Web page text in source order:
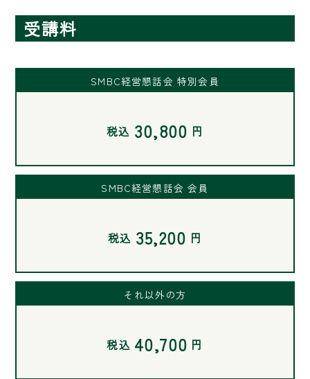
受講料
SMBC経営懇話会 特別会員
税込 30,800 円
SMBC経営懇話会 会員
税込 35,200 円
それ以外の方
税込 40,700 円